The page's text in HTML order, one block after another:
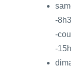
-
-
-